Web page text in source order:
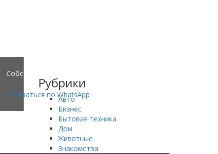
Собственникам
Связаться по WhatsApp
Рубрики
Авто
Бизнес
Бытовая техника
Дом
Животные
Знакомства